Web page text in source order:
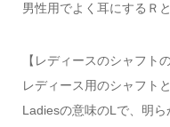
男性用でよく耳にするＲ
【レディースのシャフト
レディース用のシャフト
Ladiesの意味のLで、明ら